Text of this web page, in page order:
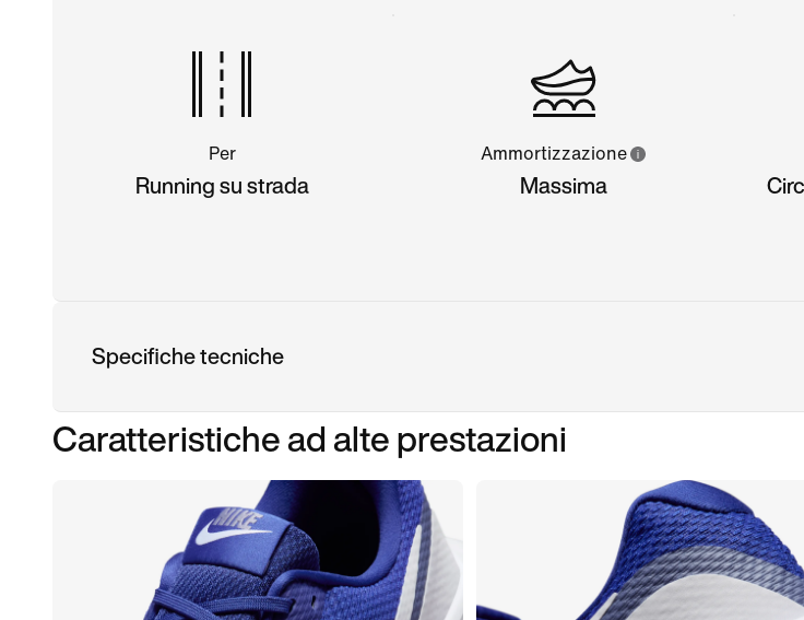
Per
Running su strada
Ammortizzazione
Massima
Specifiche tecniche
Caratteristiche ad alte prestazioni